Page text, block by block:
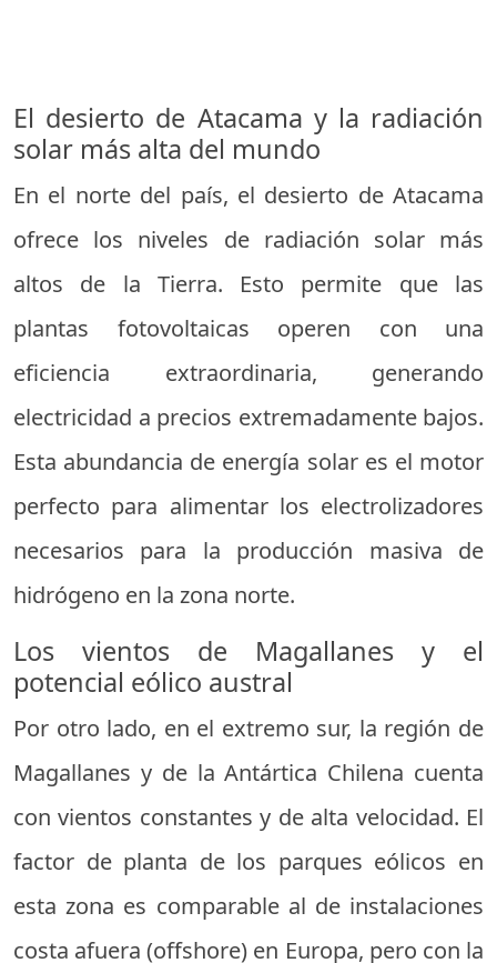
El desierto de Atacama y la radiación
solar más alta del mundo
En el norte del país, el desierto de Atacama
ofrece los niveles de radiación solar más
altos de la Tierra. Esto permite que las
plantas fotovoltaicas operen con una
eficiencia extraordinaria, generando
electricidad a precios extremadamente bajos.
Esta abundancia de energía solar es el motor
perfecto para alimentar los electrolizadores
necesarios para la producción masiva de
hidrógeno en la zona norte.
Los vientos de Magallanes y el
potencial eólico austral
Por otro lado, en el extremo sur, la región de
Magallanes y de la Antártica Chilena cuenta
con vientos constantes y de alta velocidad. El
factor de planta de los parques eólicos en
esta zona es comparable al de instalaciones
costa afuera (offshore) en Europa, pero con la